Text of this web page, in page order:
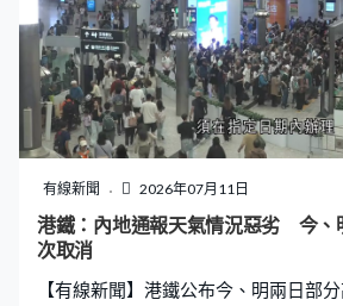
「三冠王」。
有線新聞 2026年07月11日
港鐵：內地通報天氣情況惡劣 今、
次取消
【有線新聞】港鐵公布今、明兩日部